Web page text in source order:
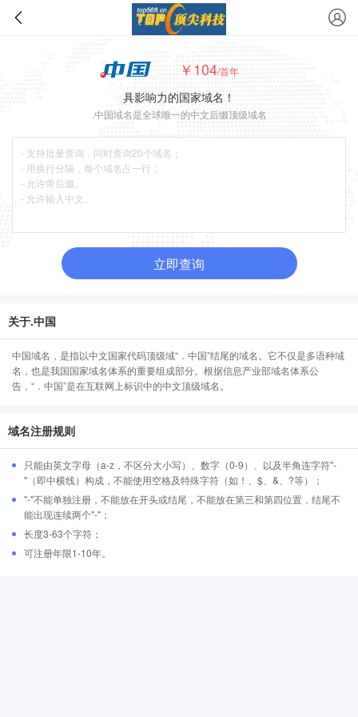
￥104/首年
具影响力的国家域名！
.中国域名是全球唯一的中文后缀顶级域名
立即查询
关于.中国
中国域名，是指以中文国家代码顶级域“．中国”结尾的域名。它不仅是多语种域
名，也是我国国家域名体系的重要组成部分。根据信息产业部域名体系公
告，“．中国”是在互联网上标识中的中文顶级域名。
域名注册规则
只能由英文字母（a-z，不区分大小写）、数字（0-9）、以及半角连字符"-
"（即中横线）构成，不能使用空格及特殊字符（如！、$、&、?等）；
"-"不能单独注册，不能放在开头或结尾，不能放在第三和第四位置，结尾不
能出现连续两个"-"；
长度3-63个字符；
可注册年限1-10年。